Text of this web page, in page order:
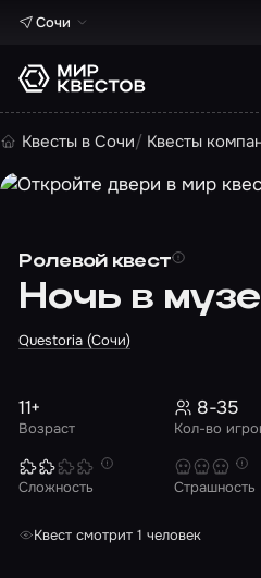
Сочи
Квесты в Сочи Квесты
Ролевой квест
Ночь в
Questoria (Сочи)
Возраст
11+
Кол-во
8-35
Сложность Страшность
Квест смотрит 1 человек